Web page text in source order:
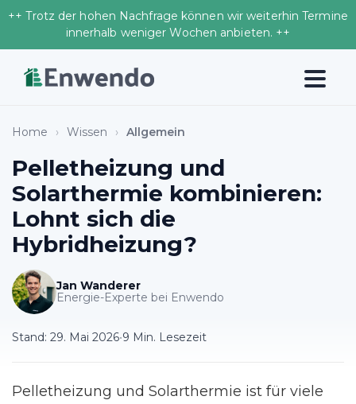
++ Trotz der hohen Nachfrage können wir weiterhin Termine
innerhalb weniger Wochen anbieten. ++
Home › Wissen › Allgemein
Pelletheizung und
Solarthermie kombinieren:
Lohnt sich die
Hybridheizung?
Jan Wanderer
Energie-Experte bei Enwendo
Stand: 29. Mai 2026•9 Min. Lesezeit
Pelletheizung und Solarthermie ist für viele